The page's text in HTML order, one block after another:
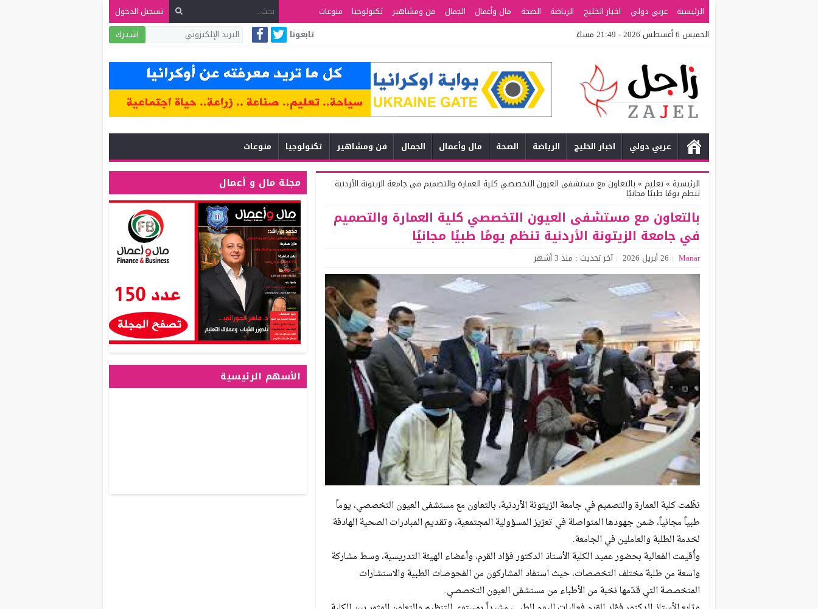
الرئيسية عربي دولي اخبار الخليج الرياضة الصحة مال وأعمال الجمال فن ومشاهير تكنولوجيا منوعات
تسجيل الدخول
الخميس 6 أغسطس 2026 - 21:49 مساءً
اشـتـرك تابعونا
عربي دولي اخبار الخليج الرياضة الصحة مال وأعمال الجمال فن ومشاهير تكنولوجيا منوعات
الرئيسية »تعليم » بالتعاون مع مستشفى العيون التخصصي كلية العمارة والتصميم في جامعة الزيتونة الأردنية
تنظم يومًا طبيًا مجانيًا
بالتعاون مع مستشفى العيون التخصصي كلية العمارة والتصميم
في جامعة الزيتونة الأردنية تنظم يومًا طبيًا مجانيًا
Manar 26 أبريل 2026 آخر تحديث : منذ 3 أشهر
نظّمت كلية العمارة والتصميم في جامعة الزيتونة الأردنية، بالتعاون مع مستشفى العيون التخصصي، يوماً
طبياً مجانياً، ضمن جهودها المتواصلة في تعزيز المسؤولية المجتمعية، وتقديم المبادرات الصحية الهادفة
لخدمة الطلبة والعاملين في الجامعة.
وأُقيمت الفعالية بحضور عميد الكلية الأستاذ الدكتور فؤاد القرم، وأعضاء الهيئة التدريسية، وسط مشاركة
واسعة من طلبة مختلف التخصصات، حيث استفاد المشاركون من الفحوصات الطبية والاستشارات
المتخصصة التي قدّمها نخبة من الأطباء من مستشفى العيون التخصصي.
مجلة مال و أعمال
الأسهم الرئيسية